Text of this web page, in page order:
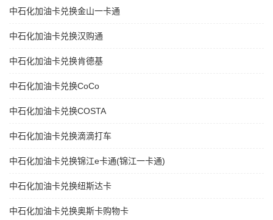
中石化加油卡兑换金山一卡通
中石化加油卡兑换汉购通
中石化加油卡兑换肯德基
中石化加油卡兑换CoCo
中石化加油卡兑换COSTA
中石化加油卡兑换滴滴打车
中石化加油卡兑换锦江e卡通(锦江一卡通)
中石化加油卡兑换纽斯达卡
中石化加油卡兑换奥斯卡购物卡